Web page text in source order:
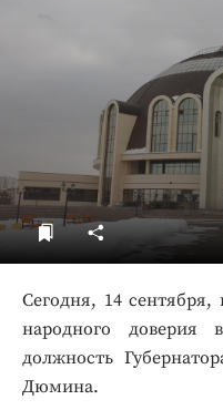
Сегодня, 14
народного доверия
должность
Дюмина.